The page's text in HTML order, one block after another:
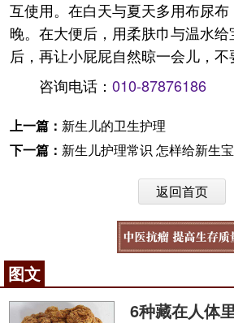
互使用。在白天与夏天多用布尿
晚。在大便后，用柔肤巾与温水给
后，再让小屁屁自然晾一会儿，不
咨询电话： 010-87876186
上一篇： 新生儿的卫生护理
下一篇： 新生儿护理常识 怎样给新生宝宝喂药
返回首页
图文
6种藏在人体